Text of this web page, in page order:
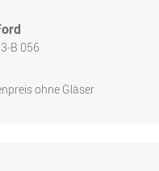
B 056
ohne Gläser